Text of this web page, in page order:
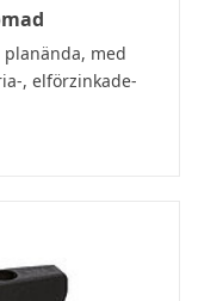
med
, elförzinkade-